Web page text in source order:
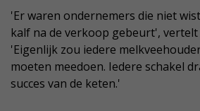
'Er waren ondernemers die niet
kalf na de verkoop gebeurt', vertelt
'Eigenlijk zou iedere
moeten meedoen. Iedere schakel
succes van de keten.'